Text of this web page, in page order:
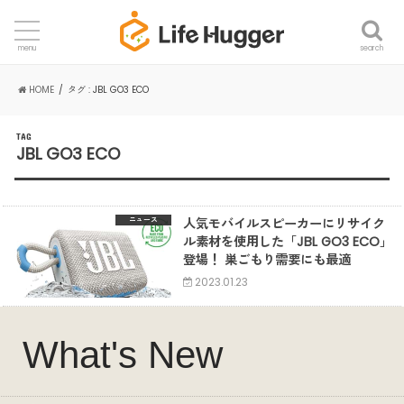
search
menu
HOME タグ : JBL GO3 ECO
TAG
JBL GO3 ECO
ニュース
人気モバイルスピーカーにリサイク
ル素材を使用した「JBL GO3 ECO」
登場！ 巣ごもり需要にも最適
2023.01.23
What's New